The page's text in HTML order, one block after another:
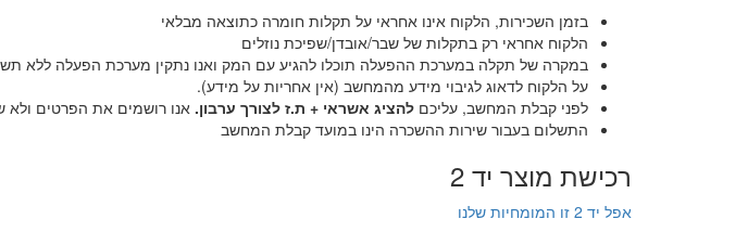
בזמן השכירות, הלקוח אינו אחראי על תקלות חומרה כתוצאה מבלאי
הלקוח אחראי רק בתקלות של שבר/אובדן/שפיכת נוזלים
במקרה של תקלה במערכת ההפעלה תוכלו להגיע עם המק ואנו נתקין מערכת הפעלה ללא
על הלקוח לדאוג לגיבוי מידע מהמחשב (אין אחריות על מידע).
לפני קבלת המחשב, עליכם להציג אשראי + ת.ז לצורך ערבון. אנו רושמים את הפרטים ולא
התשלום בעבור שירות ההשכרה הינו במועד קבלת המחשב
רכישת מוצר יד 2
אפל יד 2 זו המומחיות שלנו